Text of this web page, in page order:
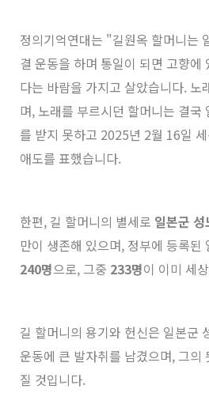
정의기억연대는 "길원옥 할머니는
결 운동을 하며 통일이 되면 고향에
다는 바람을 가지고 살았습니다. 노
며, 노래를 부르시던 할머니는 결국
를 받지 못하고 2025년 2월 16일
애도를 표했습니다.
한편, 길 할머니의 별세로 일본군
만이 생존해 있으며, 정부에 등록된
240명으로, 그중 233명이 이미 세
길 할머니의 용기와 헌신은 일본군
운동에 큰 발자취를 남겼으며, 그의
질 것입니다.